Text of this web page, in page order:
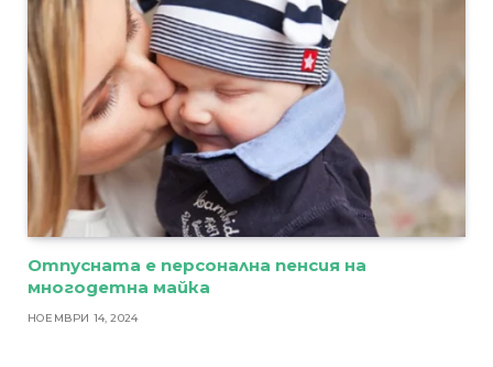
Отпусната е персонална пенсия на
многодетна майка
НОЕМВРИ 14, 2024